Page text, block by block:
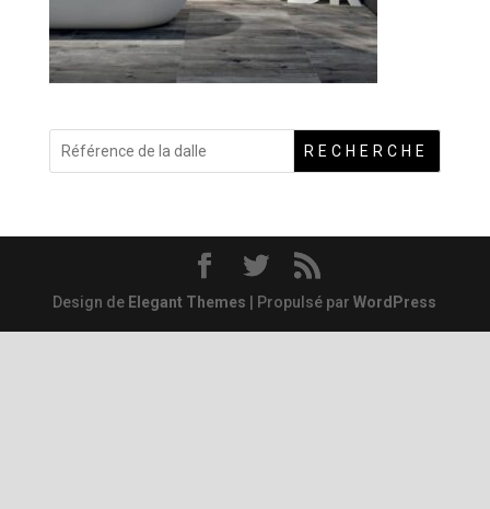
RECHERCHE
Design de Elegant Themes | Propulsé parWordPress